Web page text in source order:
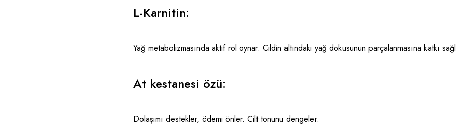
L-Karnitin:
Yağ metabolizmasında aktif rol oynar. Cildin altındaki yağ dokusunun parçalanmasına katkı
At kestanesi özü:
Dolaşımı destekler, ödemi önler. Cilt tonunu dengeler.